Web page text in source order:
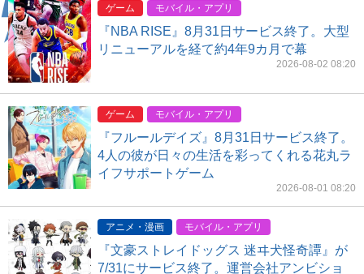
ゲーム モバイル・アプリ
『NBA RISE』8月31日サービス終了。大型
リニューアルを経て約4年9カ月で幕
2026-08-02 08:20
ゲーム モバイル・アプリ
『フルールデイズ』8月31日サービス終了。
4人の彼が日々の生活を彩ってくれる花丸ラ
イフサポートゲーム
2026-08-01 08:20
アニメ・漫画 モバイル・アプリ
『文豪ストレイドッグス 迷ヰ犬怪奇譚』が
7/31にサービス終了。運営会社アンビショ